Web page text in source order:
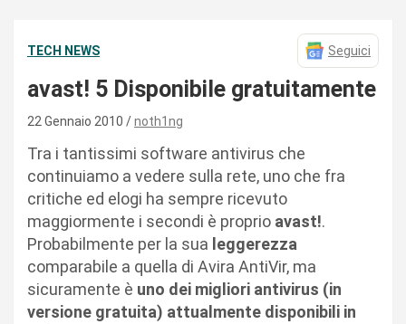
TECH NEWS Seguici
avast! 5 Disponibile gratuitamente
22 Gennaio 2010 noth1ng
Tra i tantissimi software antivirus che
continuiamo a vedere sulla rete, uno che fra
critiche ed elogi ha sempre ricevuto
maggiormente i secondi è proprio avast!.
Probabilmente per la sua leggerezza
comparabile a quella di Avira AntiVir, ma
sicuramente è uno dei migliori antivirus (in
versione gratuita) attualmente disponibili in